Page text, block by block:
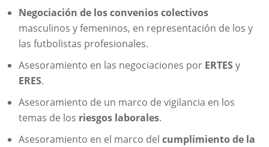
Negociación de los convenios colectivos
masculinos y femeninos, en representación de los y
las futbolistas profesionales.
Asesoramiento en las negociaciones por ERTESy
ERES.
Asesoramiento de un marco de vigilancia en los
temas de los riesgos laborales.
Asesoramiento en el marco delcumplimiento de la